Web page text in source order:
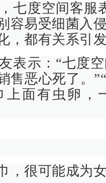
七度空间客服
容易受细菌入
，都有关系引
表示：“七度
售恶心死了。
上面有虫卵，
，很可能成为